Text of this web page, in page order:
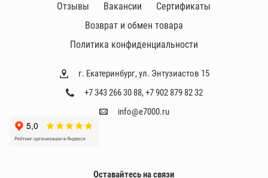
г. Екатеринбург, ул. Энтузиастов 15
+7 343 266 30 88,+7 902 879 82 32
info@e7000.ru
Отзывы
Вакансии
Сертификаты
Возврат и обмен товара
Политика конфиденциальности
Оставайтесь на связи